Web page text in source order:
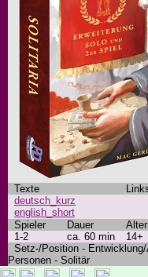
Texte
deutsch_kurz
english_short
Spieler
Dauer Alter
1-2
ca. 60 min 14+
Setz-/Position -
Personen - Solitär